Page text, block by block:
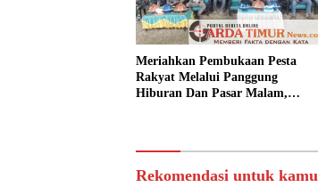
Meriahkan Pembukaan Pesta
Rakyat Melalui Panggung
Hiburan Dan Pasar Malam,
Rekomendasi untuk kamu